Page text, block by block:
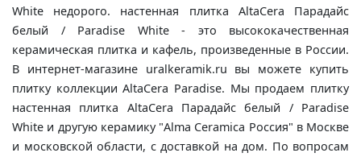
White недорого. настенная плитка AltaCera Парадайс
белый / Paradise White - это высококачественная
керамическая плитка и кафель, произведенные в России.
В интернет-магазине uralkeramik.ru вы можете купить
плитку коллекции AltaCera Paradise. Мы продаем плитку
настенная плитка AltaCera Парадайс белый / Paradise
White и другую керамику "Alma Ceramica Россия" в Москве
и московской области, с доставкой на дом. По вопросам